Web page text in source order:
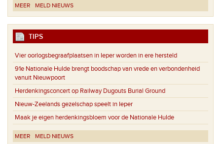
MEER MELD NIEUWS
TIPS
Vier oorlogsbegraafplaatsen in Ieper worden in ere hersteld
91e Nationale Hulde brengt boodschap van vrede en verbondenheid
vanuit Nieuwpoort
Herdenkingsconcert op Railway Dugouts Burial Ground
Nieuw-Zeelands gezelschap speelt in Ieper
Maak je eigen herdenkingsbloem voor de Nationale Hulde
MEER MELD NIEUWS